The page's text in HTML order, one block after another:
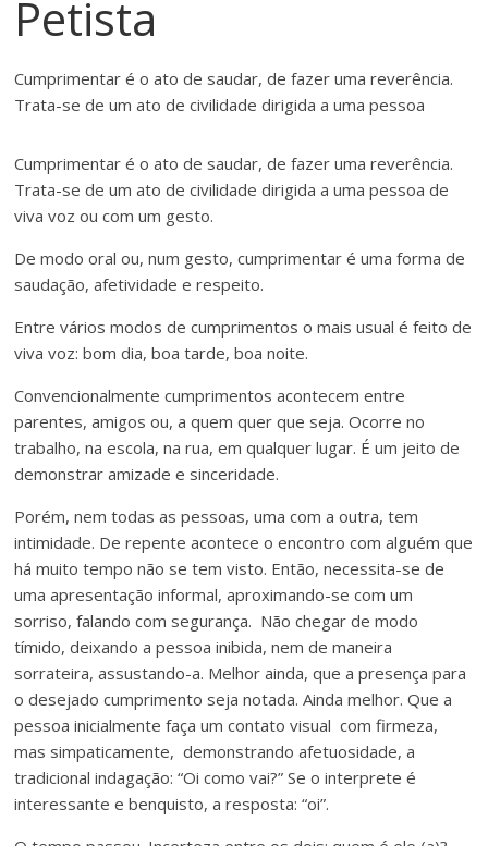
Petista
Cumprimentar é o ato de saudar, de fazer uma reverência.
Trata-se de um ato de civilidade dirigida a uma pessoa
Cumprimentar é o ato de saudar, de fazer uma reverência.
Trata-se de um ato de civilidade dirigida a uma pessoa de
viva voz ou com um gesto.
De modo oral ou, num gesto, cumprimentar é uma forma de
saudação, afetividade e respeito.
Entre vários modos de cumprimentos o mais usual é feito de
viva voz: bom dia, boa tarde, boa noite.
Convencionalmente cumprimentos acontecem entre
parentes, amigos ou, a quem quer que seja. Ocorre no
trabalho, na escola, na rua, em qualquer lugar. É um jeito de
demonstrar amizade e sinceridade.
Porém, nem todas as pessoas, uma com a outra, tem
intimidade. De repente acontece o encontro com alguém que
há muito tempo não se tem visto. Então, necessita-se de
uma apresentação informal, aproximando-se com um
sorriso, falando com segurança. Não chegar de modo
tímido, deixando a pessoa inibida, nem de maneira
sorrateira, assustando-a. Melhor ainda, que a presença para
o desejado cumprimento seja notada. Ainda melhor. Que a
pessoa inicialmente faça um contato visual com firmeza,
mas simpaticamente, demonstrando afetuosidade, a
tradicional indagação: “Oi como vai?” Se o interprete é
interessante e benquisto, a resposta: “oi”.